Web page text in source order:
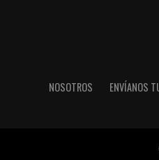
NOSOTROS ENVÍANOS